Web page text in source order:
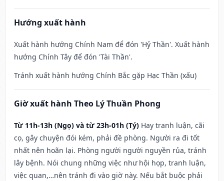
Hướng xuất hành
Xuất hành hướng Chính Nam để đón 'Hỷ Thần'. Xuất hành
hướng Chính Tây để đón 'Tài Thần'.
Tránh xuất hành hướng Chính Bắc gặp Hạc Thần (xấu)
Giờ xuất hành Theo Lý Thuần Phong
Từ 11h-13h (Ngọ) và từ 23h-01h (Tý) Hay tranh luận, cãi
cọ, gây chuyện đói kém, phải đề phòng. Người ra đi tốt
nhất nên hoãn lại. Phòng người người nguyền rủa, tránh
lây bệnh. Nói chung những việc như hội họp, tranh luận,
việc quan,…nên tránh đi vào giờ này. Nếu bắt buộc phải